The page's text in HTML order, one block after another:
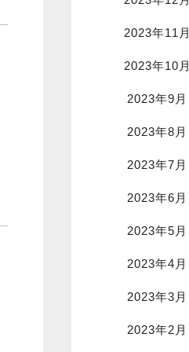
2023年11月
2023年10月
2023年9月
2023年8月
2023年7月
2023年6月
2023年5月
2023年4月
2023年3月
2023年2月